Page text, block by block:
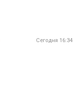
Сегодня 16:34